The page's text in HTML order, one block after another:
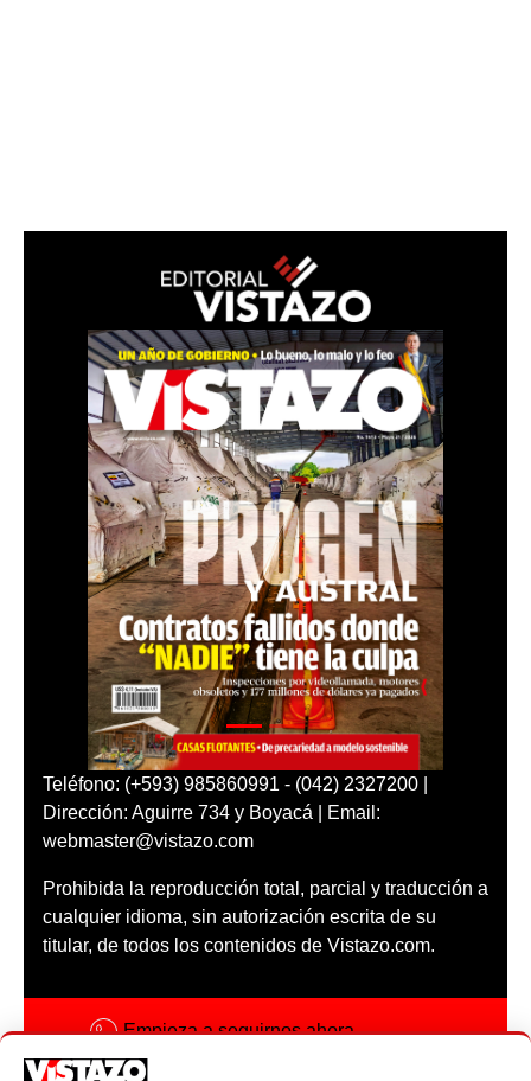
Teléfono: (+593) 985860991 - (042) 2327200 |
Dirección: Aguirre 734 y Boyacá | Email:
webmaster@vistazo.com
Prohibida la reproducción total, parcial y traducción a
cualquier idioma, sin autorización escrita de su
titular, de todos los contenidos de Vistazo.com.
Empieza a seguirnos ahora